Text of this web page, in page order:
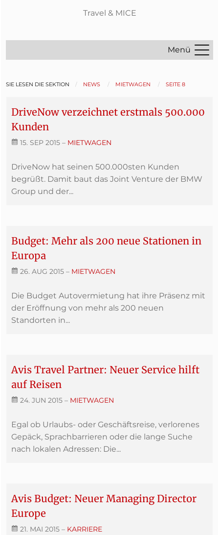
Travel & MICE
Menü
SIE LESEN DIE SEKTION NEWS MIETWAGEN SEITE 8
DriveNow verzeichnet erstmals 500.000
Kunden
15. SEP 2015 – MIETWAGEN
DriveNow hat seinen 500.000sten Kunden
begrüßt. Damit baut das Joint Venture der BMW
Group und der...
Budget: Mehr als 200 neue Stationen in
Europa
26. AUG 2015 – MIETWAGEN
Die Budget Autovermietung hat ihre Präsenz mit
der Eröffnung von mehr als 200 neuen
Standorten in...
Avis Travel Partner: Neuer Service hilft
auf Reisen
24. JUN 2015 – MIETWAGEN
Egal ob Urlaubs- oder Geschäftsreise, verlorenes
Gepäck, Sprachbarrieren oder die lange Suche
nach lokalen Adressen: Die...
Avis Budget: Neuer Managing Director
Europe
21. MAI 2015 – KARRIERE